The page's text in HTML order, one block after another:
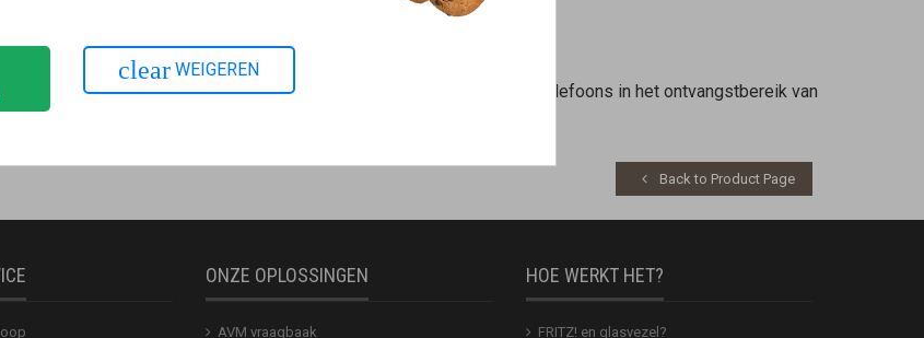
de FRITZ!Box verbinden
met de FRITZ!Box.
wordt gebruikt, rinkelen er bij inkomende oproepen maximaal twee telefoons in het ontvangstbereik van
alle comfortfuncties beschikbaar
Back to Product Page
ONZE OPLOSSINGEN
AVM vraagbaak
HOE WERKT HET?
FRITZ! en glasvezel?
clear WEIGEREN